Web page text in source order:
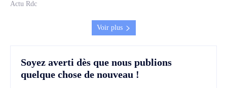
Actu Rdc
Voir plus
Soyez averti dès que nous publions
quelque chose de nouveau !